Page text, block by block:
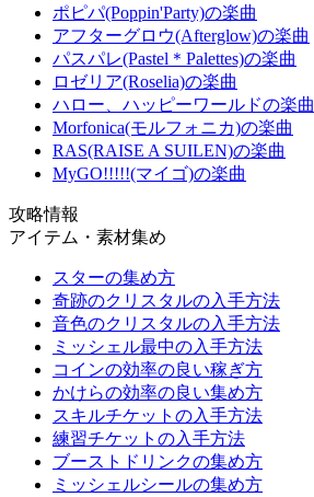
ポピパ(Poppin'Party)の楽曲
アフターグロウ(Afterglow)の楽曲
パスパレ(Pastel＊Palettes)の楽曲
ロゼリア(Roselia)の楽曲
ハロー、ハッピーワールドの楽曲
Morfonica(モルフォニカ)の楽曲
RAS(RAISE A SUILEN)の楽曲
MyGO!!!!!(マイゴ)の楽曲
攻略情報
アイテム・素材集め
スターの集め方
奇跡のクリスタルの入手方法
音色のクリスタルの入手方法
ミッシェル最中の入手方法
コインの効率の良い稼ぎ方
かけらの効率の良い集め方
スキルチケットの入手方法
練習チケットの入手方法
ブーストドリンクの集め方
ミッシェルシールの集め方